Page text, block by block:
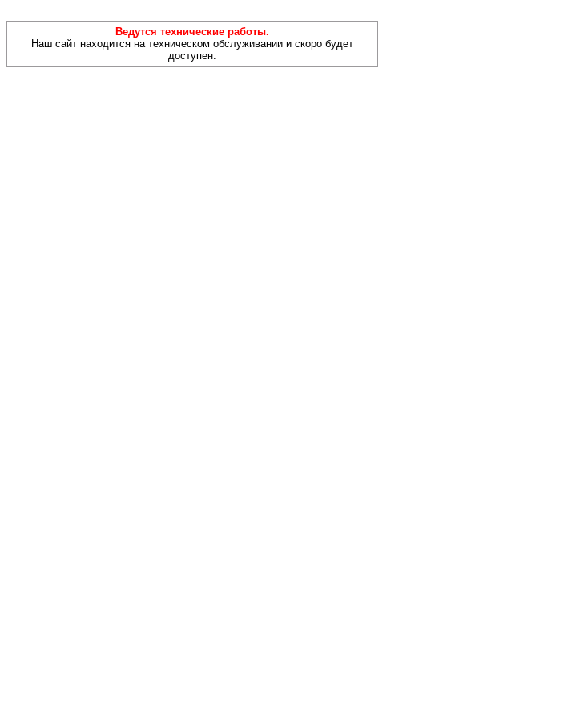
Ведутся технические работы.
Наш сайт находится на техническом обслуживании и скоро будет
доступен.